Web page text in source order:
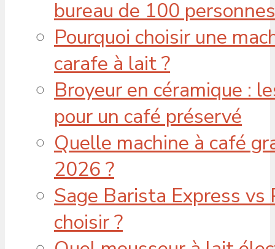
bureau de 100
Pourquoi choisir une
carafe à lait ?
Broyeur en céramique :
pour un café préservé
Quelle machine à café
2026 ?
Sage Barista Express vs
choisir ?